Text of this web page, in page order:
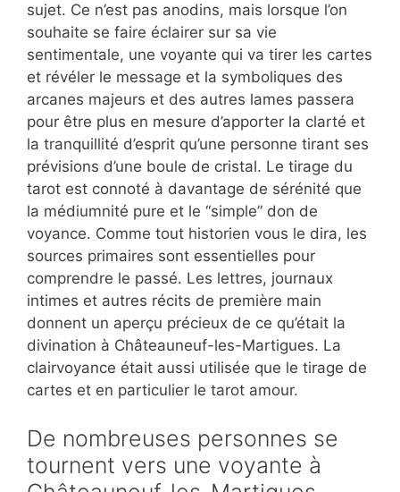
sujet. Ce n’est pas anodins, mais lorsque l’on
souhaite se faire éclairer sur sa vie
sentimentale, une voyante qui va tirer les cartes
et révéler le message et la symboliques des
arcanes majeurs et des autres lames passera
pour être plus en mesure d’apporter la clarté et
la tranquillité d’esprit qu’une personne tirant ses
prévisions d’une boule de cristal. Le tirage du
tarot est connoté à davantage de sérénité que
la médiumnité pure et le “simple” don de
voyance. Comme tout historien vous le dira, les
sources primaires sont essentielles pour
comprendre le passé. Les lettres, journaux
intimes et autres récits de première main
donnent un aperçu précieux de ce qu’était la
divination à Châteauneuf-les-Martigues. La
clairvoyance était aussi utilisée que le tirage de
cartes et en particulier le tarot amour.
De nombreuses personnes se
tournent vers une voyante à